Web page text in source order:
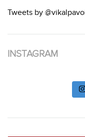
Tweets by
INSTAGRAM